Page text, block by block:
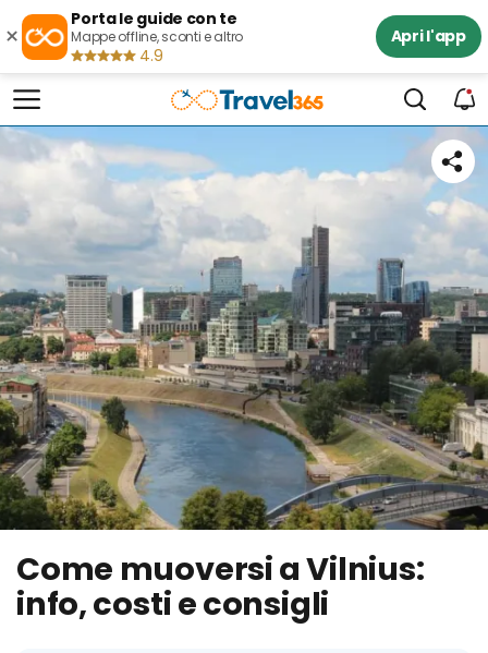
×
Porta le guide con te
Mappe offline, sconti e altro
4.9
Apri l'app
Come muoversi a Vilnius:
info, costi e consigli